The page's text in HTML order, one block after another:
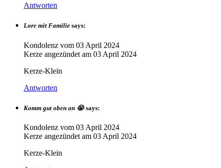
Antworten
Lore mit Familie says:
Kondolenz vom 03 April 2024
Kerze angezündet am 03 April 2024
Kerze-Klein
Antworten
Komm gut oben an 😭 says:
Kondolenz vom 03 April 2024
Kerze angezündet am 03 April 2024
Kerze-Klein